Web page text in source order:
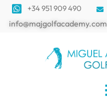
+34 951 909 490
info@majgolfacademy.com